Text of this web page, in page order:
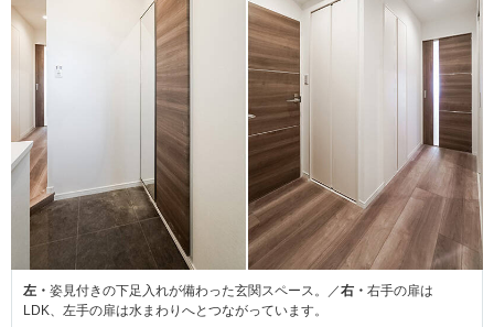
左・ 姿見付きの下足入れが備わった玄関スペース。／右・ 右手の扉は
LDK、左手の扉は水まわりへとつながっています。